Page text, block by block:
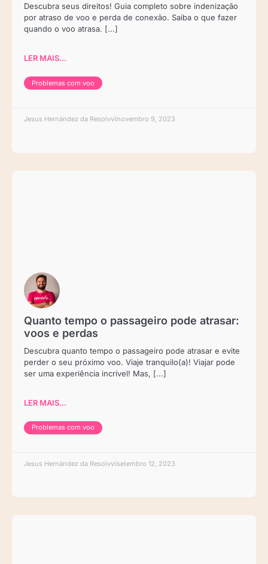
Descubra seus direitos! Guia completo sobre indenização
por atraso de voo e perda de conexão. Saiba o que fazer
quando o voo atrasa. [...]
LER MAIS...
Problemas com voo
Jesus Hernández da Resolvvi novembro 9, 2023
Quanto tempo o passageiro pode atrasar:
voos e perdas
Descubra quanto tempo o passageiro pode atrasar e evite
perder o seu próximo voo. Viaje tranquilo(a)! Viajar pode
ser uma experiência incrível! Mas, [...]
LER MAIS...
Problemas com voo
Jesus Hernández da Resolvvi setembro 12, 2023